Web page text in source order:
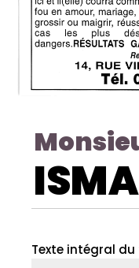
Texte intégral du